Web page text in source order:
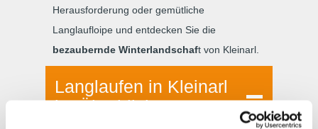
Herausforderung oder gemütliche
Langlaufloipe und entdecken Sie die
bezaubernde Winterlandschaft von Kleinarl.
Langlaufen in Kleinarl
im Überblick